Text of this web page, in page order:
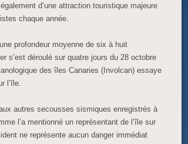
d’une attraction touristique majeure
chaque année.
profondeur moyenne de six à huit
s’est déroulé sur quatre jours du 28 octobre
des îles Canaries (Involcan) essaye
l’île.
autres secousses sismiques enregistrés à
l’a mentionné un représentant de l’île sur
ne représente aucun danger immédiat